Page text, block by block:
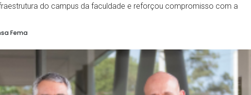
do campus da faculdade e reforçou compromisso com a
Fema